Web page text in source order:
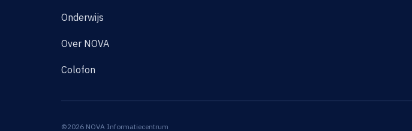
Onderwijs
Over NOVA
Colofon
©2026 NOVA Informatiecentrum